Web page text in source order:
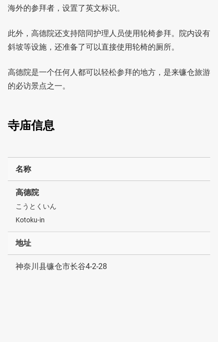
海外的参拜者，设置了英文标识。
此外，高德院还支持陪同护理人员使用轮椅参拜。院内设有
斜坡等设施，还准备了可以直接使用轮椅的厕所。
高德院是一个任何人都可以轻松参拜的地方，是来镰仓旅游
的必访景点之一。
寺庙信息
名称
高德院
こうとくいん
Kotoku-in
地址
神奈川县镰仓市长谷4-2-28